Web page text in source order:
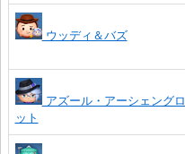
ウッディ＆バズ
アズール・アーシェングロ
ット